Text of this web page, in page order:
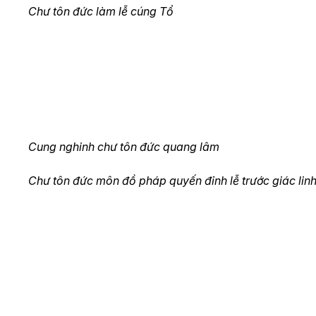
Chư tôn đức làm lễ cúng Tổ
Cung nghinh chư tôn đức quang lâm
Chư tôn đức môn đồ pháp quyến đỉnh lễ trước giác